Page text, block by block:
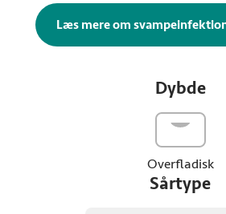
Læs mere om
Dybde
Overfladisk
Sårtype